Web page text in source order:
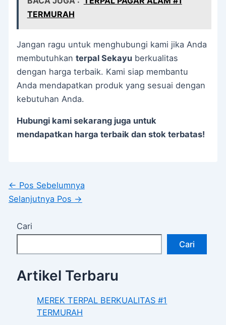
TERMURAH
Jangan ragu untuk menghubungi kami jika Anda
membutuhkanterpal Sekayu berkualitas
dengan harga terbaik. Kami siap membantu
Anda mendapatkan produk yang sesuai dengan
kebutuhan Anda.
Hubungi kami sekarang juga untuk
mendapatkan harga terbaik dan stok terbatas!
← Pos Sebelumnya
Selanjutnya Pos →
Cari
Cari
Artikel Terbaru
MEREK TERPAL BERKUALITAS #1
TERMURAH